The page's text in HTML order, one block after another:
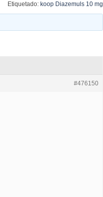
Etiquetado: koop Diazemuls 10 mg
#476150